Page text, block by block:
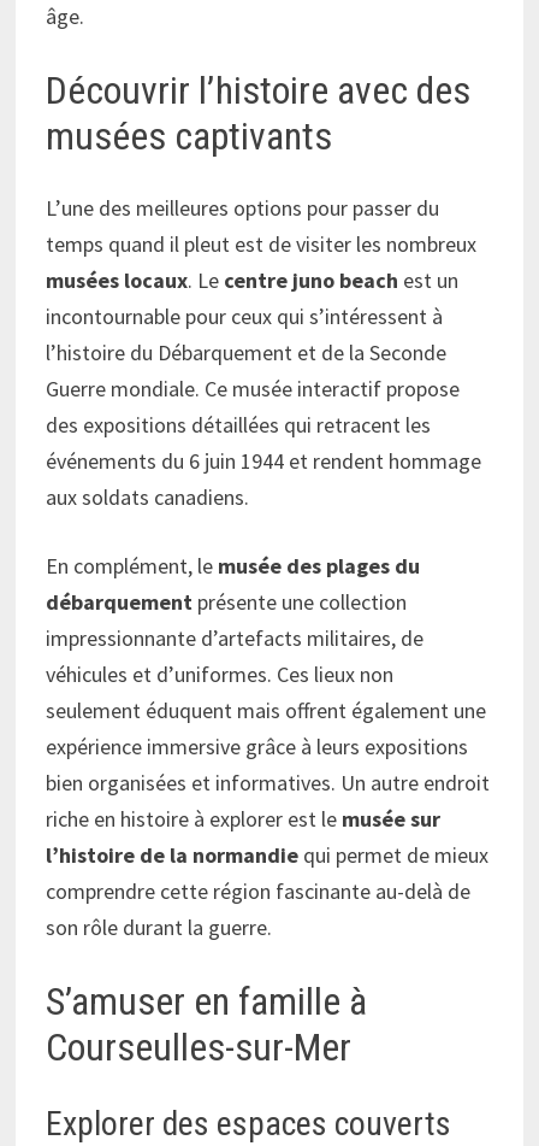
âge.
Découvrir l’histoire avec des
musées captivants
L’une des meilleures options pour passer du
temps quand il pleut est de visiter les nombreux
musées locaux. Le centre juno beach est un
incontournable pour ceux qui s’intéressent à
l’histoire du Débarquement et de la Seconde
Guerre mondiale. Ce musée interactif propose
des expositions détaillées qui retracent les
événements du 6 juin 1944 et rendent hommage
aux soldats canadiens.
En complément, le musée des plages du
débarquement présente une collection
impressionnante d’artefacts militaires, de
véhicules et d’uniformes. Ces lieux non
seulement éduquent mais offrent également une
expérience immersive grâce à leurs expositions
bien organisées et informatives. Un autre endroit
riche en histoire à explorer est le musée sur
l’histoire de la normandie qui permet de mieux
comprendre cette région fascinante au-delà de
son rôle durant la guerre.
S’amuser en famille à
Courseulles-sur-Mer
Explorer des espaces couverts